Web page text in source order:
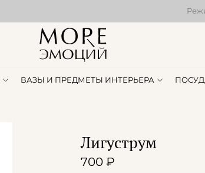
ВАЗЫ И ПРЕДМЕТЫ ИНТЕРЬЕРА
Лигуструм
700 ₽